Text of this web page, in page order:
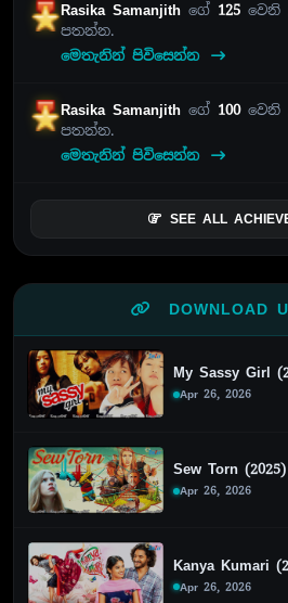
Rasika Samanjithගේ 125 වෙනි
පතන්න.
මෙතැනින් පිවිසෙන්න
Rasika Samanjithගේ 100වෙනි
පතන්න.
මෙතැනින් පිවිසෙන්න
SEE ALL
DOWNLOAD
My Sassy Girl
Apr 26, 2026
Sew Torn
Apr 26, 2026
Kanya Kumari
Apr 26, 2026